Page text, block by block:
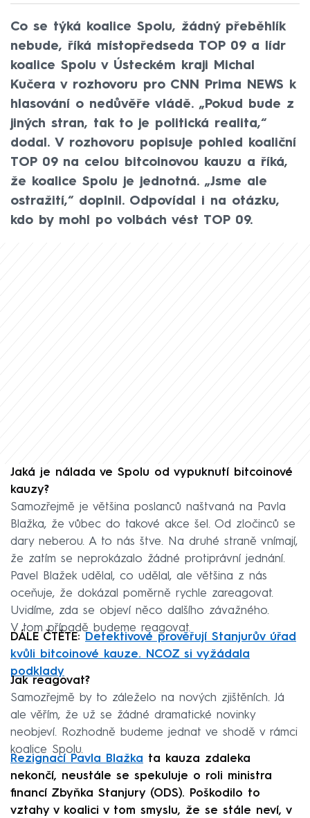
Co se týká koalice Spolu, žádný přeběhlík
nebude, říká místopředseda TOP 09 a lídr
koalice Spolu v Ústeckém kraji Michal
Kučera v rozhovoru pro CNN Prima NEWS k
hlasování o nedůvěře vládě. „Pokud bude z
jiných stran, tak to je politická realita,“
dodal. V rozhovoru popisuje pohled koaliční
TOP 09 na celou bitcoinovou kauzu a říká,
že koalice Spolu je jednotná. „Jsme ale
ostražití,“ doplnil. Odpovídal i na otázku,
kdo by mohl po volbách vést TOP 09.
Jaká je nálada ve Spolu od vypuknutí bitcoinové
kauzy?
Samozřejmě je většina poslanců naštvaná na Pavla
Blažka, že vůbec do takové akce šel. Od zločinců se
dary neberou. A to nás štve. Na druhé straně vnímají,
že zatím se neprokázalo žádné protiprávní jednání.
Pavel Blažek udělal, co udělal, ale většina z nás
oceňuje, že dokázal poměrně rychle zareagovat.
Uvidíme, zda se objeví něco dalšího závažného.
V tom případě budeme reagovat.
DÁLE ČTĚTE: Detektivové prověřují Stanjurův úřad
kvůli bitcoinové kauze. NCOZ si vyžádala
podklady
Jak reagovat?
Samozřejmě by to záleželo na nových zjištěních. Já
ale věřím, že už se žádné dramatické novinky
neobjeví. Rozhodně budeme jednat ve shodě v rámci
koalice Spolu.
Rezignací Pavla Blažka ta kauza zdaleka
nekončí, neustále se spekuluje o roli ministra
financí Zbyňka Stanjury (ODS). Poškodilo to
vztahy v koalici v tom smyslu, že se stále neví, v